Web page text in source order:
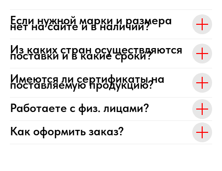
Если нужной марки и размера
нет на сайте и в наличии?
Из каких стран осуществляются
поставки и в какие сроки?
Имеются ли сертификаты на
поставляемую продукцию?
Работаете с физ. лицами?
Как оформить заказ?